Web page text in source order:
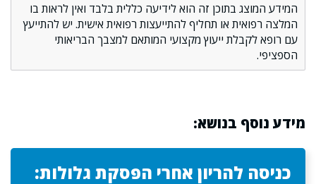
המידע המוצג בתוכן זה הוא לידיעה כללית בלבד ואין לראות בו
המלצה רפואית או תחליף להתייעצות רפואית אישית. יש להתייעץ
עם רופא לקבלת ייעוץ מקצועי המותאם למצבך הבריאותי
הספציפי.
מידע נוסף בנושא:
כניסה להריון אחרי הפסקת גלולות: